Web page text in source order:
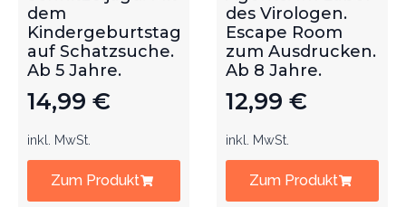
dem
Kindergeburtstag
auf Schatzsuche.
Ab 5 Jahre.
14,99 €
inkl. MwSt.
Zum Produkt
des Virologen.
Escape Room
zum Ausdrucken.
Ab 8 Jahre.
12,99 €
inkl. MwSt.
Zum Produkt